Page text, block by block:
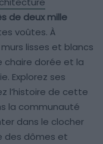
de deux mille
voûtes. À
lisses et blancs
chaire dorée et la
Explorez ses
l’histoire de cette
la communauté
dans le clocher
des dômes et